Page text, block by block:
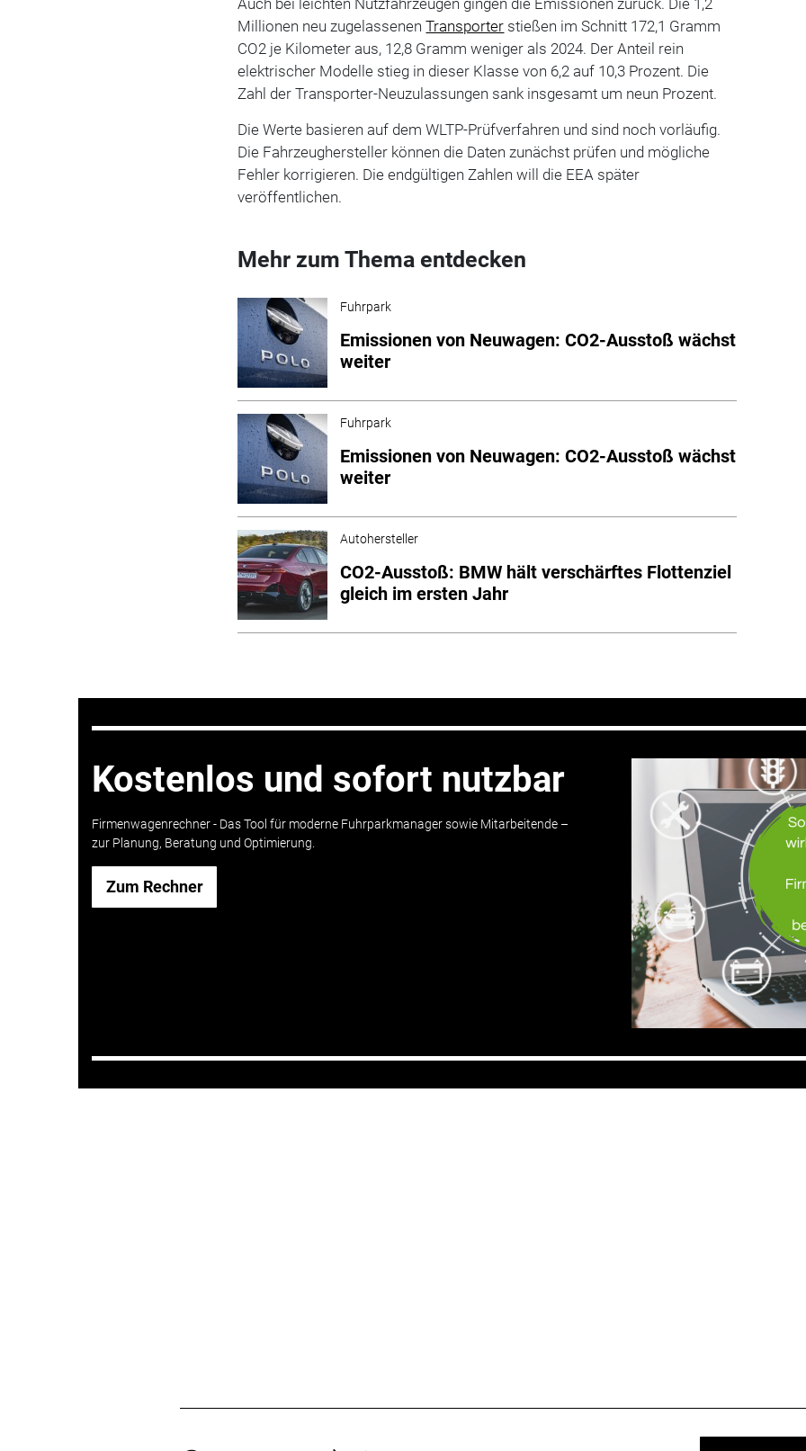
Millionen neu zugelassenenTransporter stießen im Schnitt 172,1 Gramm
CO2 je Kilometer aus, 12,8 Gramm weniger als 2024. Der Anteil rein
elektrischer Modelle stieg in dieser Klasse von 6,2 auf 10,3 Prozent. Die
Zahl der Transporter-Neuzulassungen sank insgesamt um neun Prozent.
Die Werte basieren auf dem WLTP-Prüfverfahren und sind noch vorläufig.
Die Fahrzeughersteller können die Daten zunächst prüfen und mögliche
Fehler korrigieren. Die endgültigen Zahlen will die EEA später
veröffentlichen.
Mehr zum Thema entdecken
Fuhrpark
Emissionen von Neuwagen: CO2-Ausstoß wächst
weiter
Fuhrpark
Emissionen von Neuwagen: CO2-Ausstoß wächst
weiter
Autohersteller
CO2-Ausstoß: BMW hält verschärftes Flottenziel
gleich im ersten Jahr
Kostenlos und sofort nutzbar
Firmenwagenrechner - Das Tool für moderne Fuhrparkmanager sowie Mitarbeitende –
zur Planung, Beratung und Optimierung.
Zum Rechner